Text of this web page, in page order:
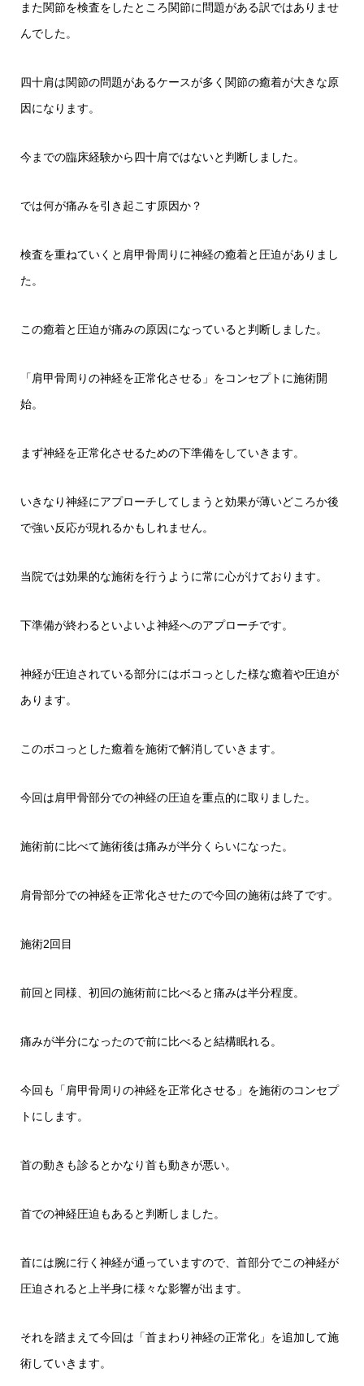
また関節を検査をしたところ関節に問題がある訳ではありませ
んでした。
四十肩は関節の問題があるケースが多く関節の癒着が大きな原
因になります。
今までの臨床経験から四十肩ではないと判断しました。
では何が痛みを引き起こす原因か？
検査を重ねていくと肩甲骨周りに神経の癒着と圧迫がありまし
た。
この癒着と圧迫が痛みの原因になっていると判断しました。
「肩甲骨周りの神経を正常化させる」をコンセプトに施術開
始。
まず神経を正常化させるための下準備をしていきます。
いきなり神経にアプローチしてしまうと効果が薄いどころか後
で強い反応が現れるかもしれません。
当院では効果的な施術を行うように常に心がけております。
下準備が終わるといよいよ神経へのアプローチです。
神経が圧迫されている部分にはボコっとした様な癒着や圧迫が
あります。
このボコっとした癒着を施術で解消していきます。
今回は肩甲骨部分での神経の圧迫を重点的に取りました。
施術前に比べて施術後は痛みが半分くらいになった。
肩骨部分での神経を正常化させたので今回の施術は終了です。
施術2回目
前回と同様、初回の施術前に比べると痛みは半分程度。
痛みが半分になったので前に比べると結構眠れる。
今回も「肩甲骨周りの神経を正常化させる」を施術のコンセプ
トにします。
首の動きも診るとかなり首も動きが悪い。
首での神経圧迫もあると判断しました。
首には腕に行く神経が通っていますので、首部分でこの神経が
圧迫されると上半身に様々な影響が出ます。
それを踏まえて今回は「首まわり神経の正常化」を追加して施
術していきます。